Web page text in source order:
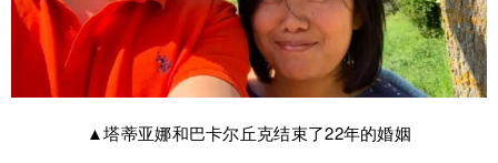
▲塔蒂亚娜和巴卡尔丘克结束了22年的婚姻